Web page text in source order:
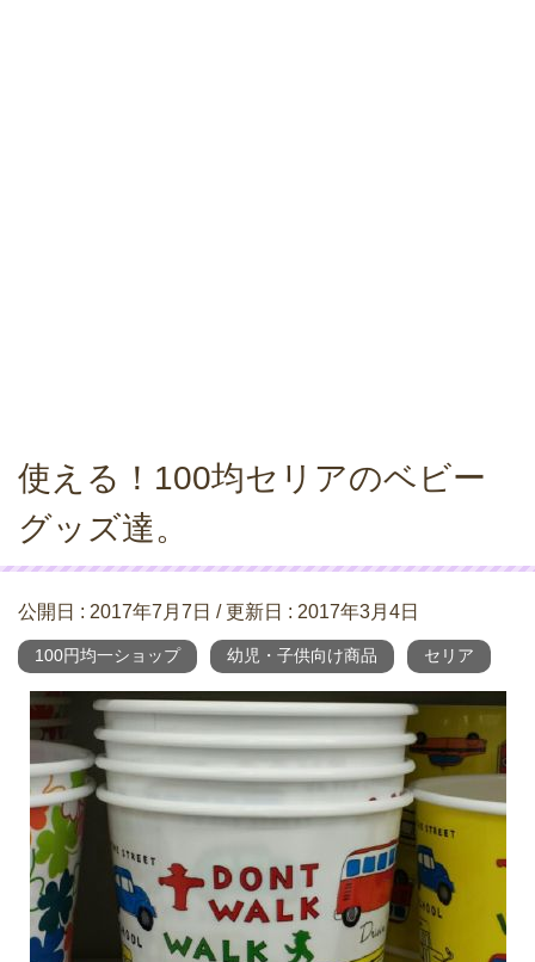
使える！100均セリアのベビー
グッズ達。
公開日 : 2017年7月7日 / 更新日 : 2017年3月4日
100円均一ショップ 幼児・子供向け商品 セリア